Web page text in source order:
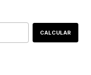
CALCULAR